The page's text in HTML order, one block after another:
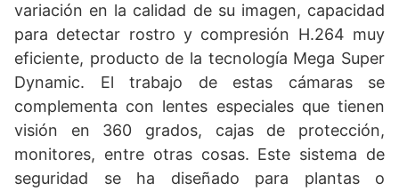
variación en la calidad de su imagen, capacidad
para detectar rostro y compresión H.264 muy
eficiente, producto de la tecnología Mega Super
Dynamic. El trabajo de estas cámaras se
complementa con lentes especiales que tienen
visión en 360 grados, cajas de protección,
monitores, entre otras cosas. Este sistema de
seguridad se ha diseñado para plantas o